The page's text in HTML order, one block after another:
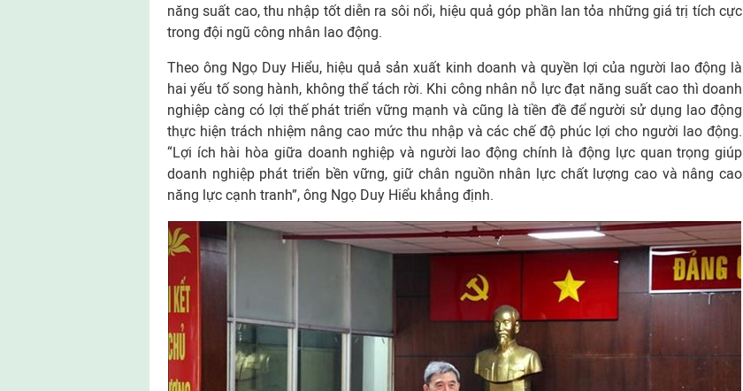
năng suất cao, thu nhập tốt diễn ra sôi nổi, hiệu quả góp phần lan tỏa những giá trị tích cực
trong đội ngũ công nhân lao động.
Theo ông Ngọ Duy Hiểu, hiệu quả sản xuất kinh doanh và quyền lợi của người lao động là
hai yếu tố song hành, không thể tách rời. Khi công nhân nỗ lực đạt năng suất cao thì doanh
nghiệp càng có lợi thế phát triển vững mạnh và cũng là tiền đề để người sử dụng lao động
thực hiện trách nhiệm nâng cao mức thu nhập và các chế độ phúc lợi cho người lao động.
“Lợi ích hài hòa giữa doanh nghiệp và người lao động chính là động lực quan trọng giúp
doanh nghiệp phát triển bền vững, giữ chân nguồn nhân lực chất lượng cao và nâng cao
năng lực cạnh tranh”, ông Ngọ Duy Hiểu khẳng định.